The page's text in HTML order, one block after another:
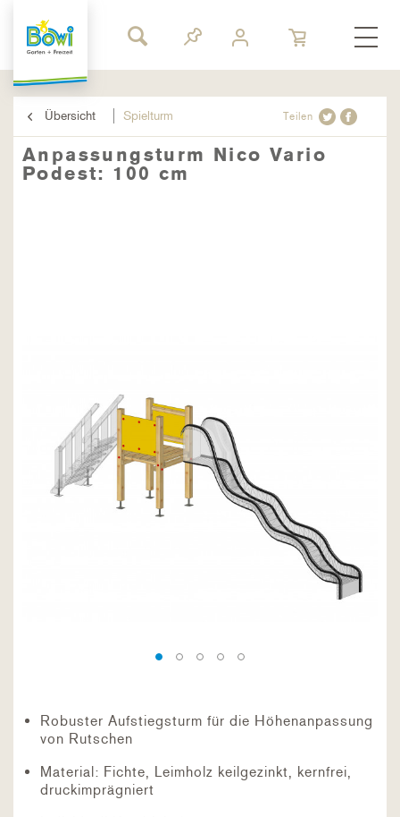
Übersicht Spielturm Teilen
Anpassungsturm Nico Vario
Podest: 100 cm
Robuster Aufstiegsturm für die Höhenanpassung
von Rutschen
Material: Fichte, Leimholz keilgezinkt, kernfrei,
druckimprägniert